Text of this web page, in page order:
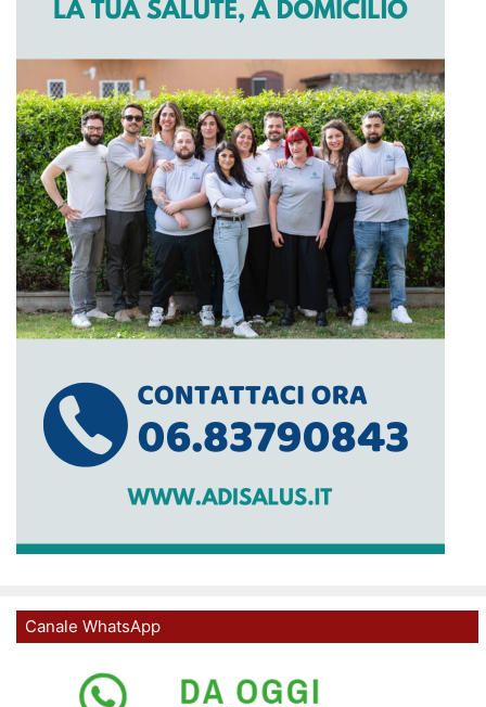
Canale WhatsApp